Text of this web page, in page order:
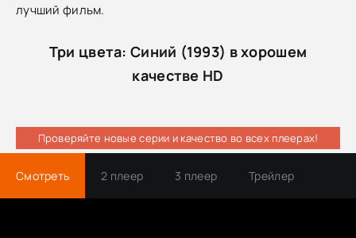
лучший фильм.
Три цвета: Синий (1993) в хорошем
качестве HD
Проверяйте новые серии и качество во всех плеерах!
Смотреть 2 плеер 3 плеер Трейлер